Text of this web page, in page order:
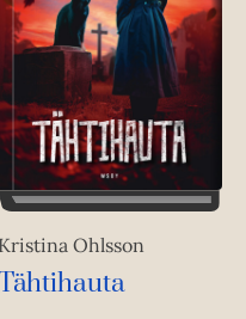
Kristina Ohlsson